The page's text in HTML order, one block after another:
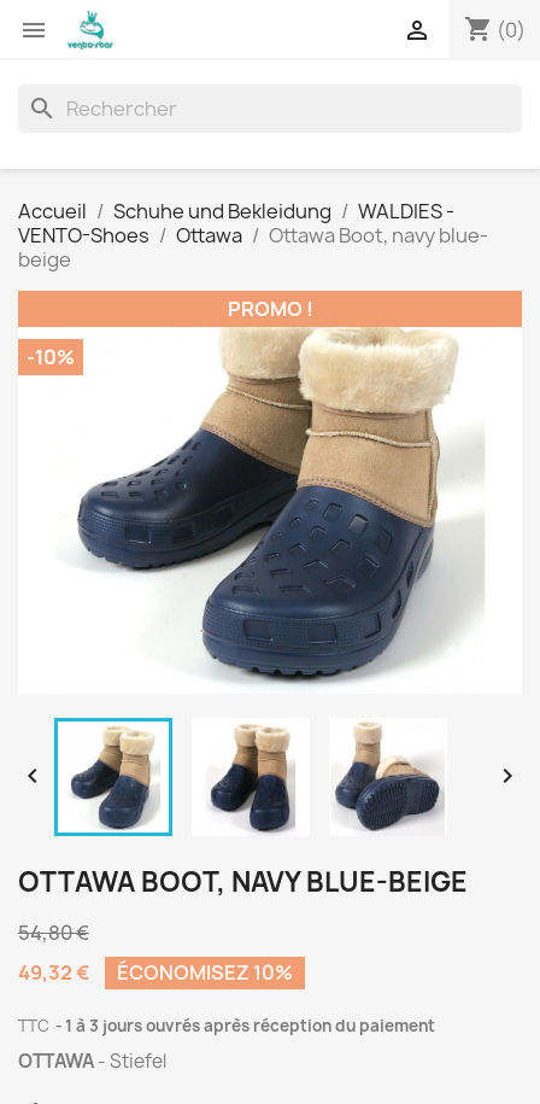
 shopping_cart (0)

search
Accueil Schuhe und Bekleidung
WALDIES -
VENTO-Shoes
Ottawa
Ottawa Boot, navy blue-
beige
PROMO !
-10%
 
OTTAWA BOOT, NAVY BLUE-BEIGE
54,80 €
49,32 €
ÉCONOMISEZ 10%
TTC 1 à 3 jours ouvrés après réception du paiement
OTTAWA- Stiefel